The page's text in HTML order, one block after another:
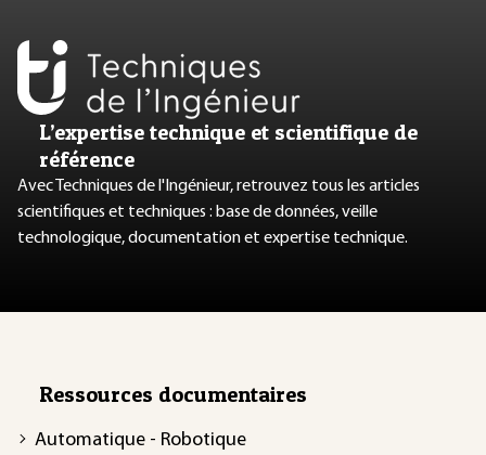
L’expertise technique et scientifique de
référence
Avec Techniques de l'Ingénieur, retrouvez tous les articles
scientifiques et techniques : base de données, veille
technologique, documentation et expertise technique.
Ressources documentaires
Automatique - Robotique